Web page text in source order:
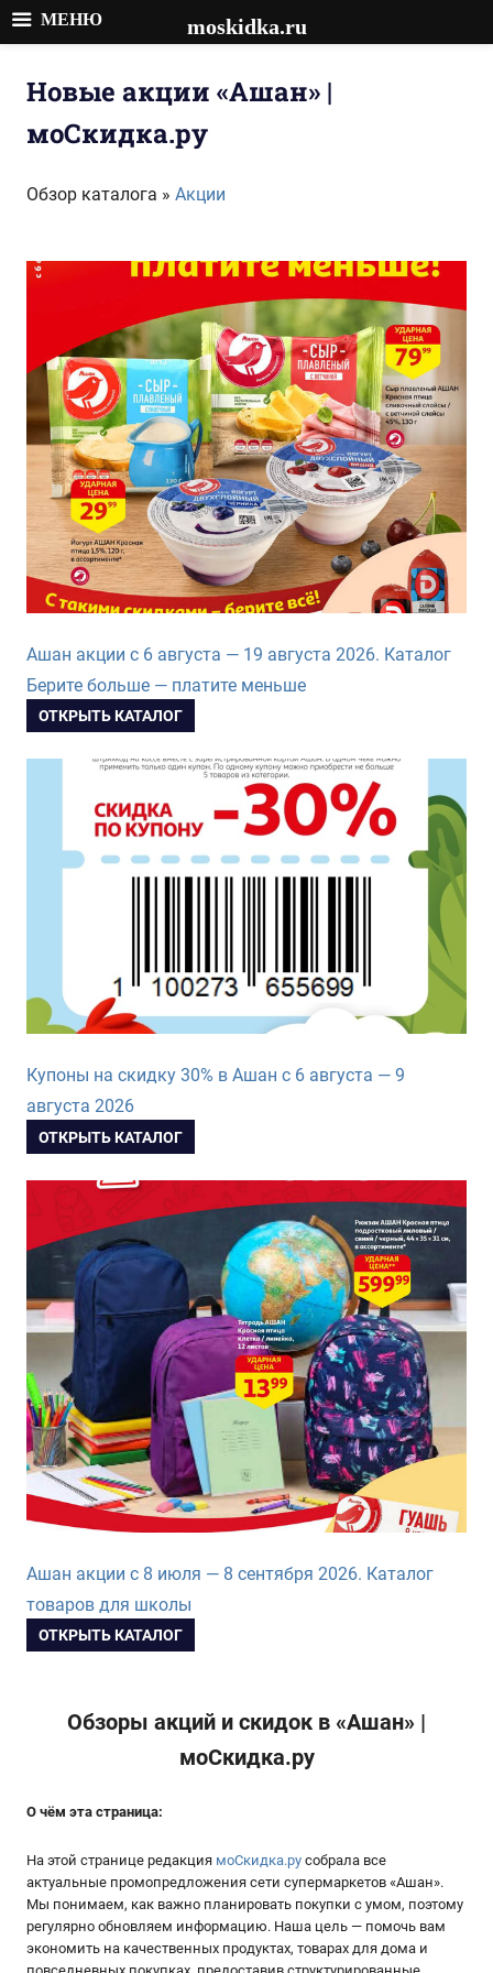
Новые акции «Ашан» |
моСкидка.ру
Обзор каталога » Акции
Ашан акции с 6 августа — 19 августа 2026. Каталог
Берите больше — платите меньше
ОТКРЫТЬ КАТАЛОГ
Купоны на скидку 30% в Ашан с 6 августа — 9
августа 2026
ОТКРЫТЬ КАТАЛОГ
Ашан акции с 8 июля — 8 сентября 2026. Каталог
товаров для школы
ОТКРЫТЬ КАТАЛОГ
Обзоры акций и скидок в «Ашан» |
моСкидка.ру
О чём эта страница:
На этой странице редакция моСкидка.ру собрала все
актуальные промопредложения сети супермаркетов «Ашан».
Мы понимаем, как важно планировать покупки с умом, поэтому
регулярно обновляем информацию. Наша цель — помочь вам
экономить на качественных продуктах, товарах для дома и
МЕНЮ moskidka.ru